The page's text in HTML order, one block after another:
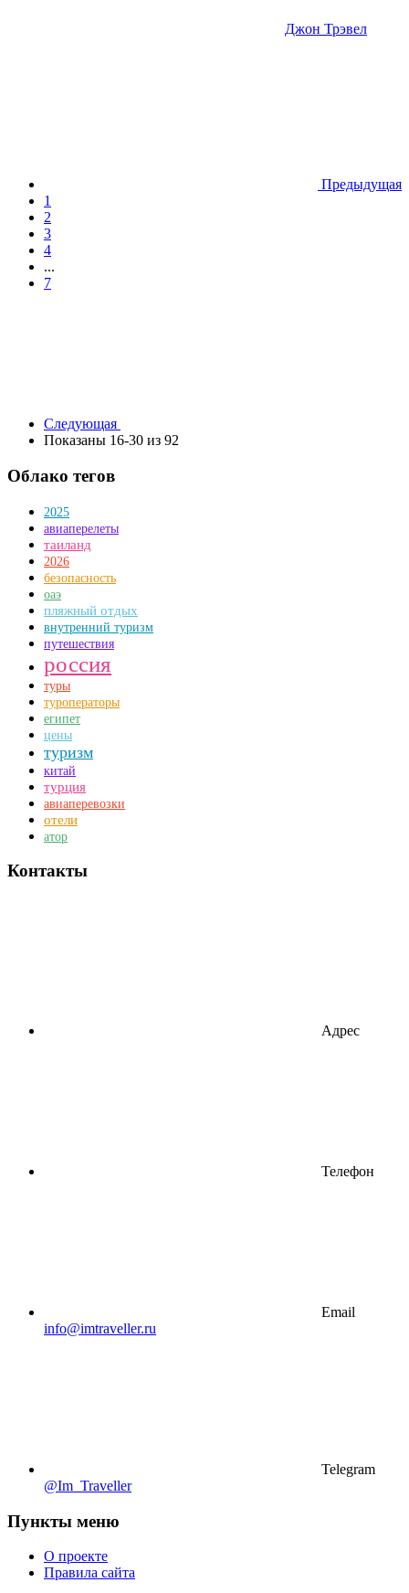
Джон Трэвел
Предыдущая
1
2
3
4
...
7
Следующая
Показаны 16-30 из 92
Облако тегов
2025
авиаперелеты
таиланд
2026
безопасность
оаэ
пляжный отдых
внутренний туризм
путешествия
россия
туры
туроператоры
египет
цены
туризм
китай
турция
авиаперевозки
отели
атор
Контакты
Адрес
Телефон
Email
info@imtraveller.ru
Telegram
@Im_Traveller
Пункты меню
О проекте
Правила сайта